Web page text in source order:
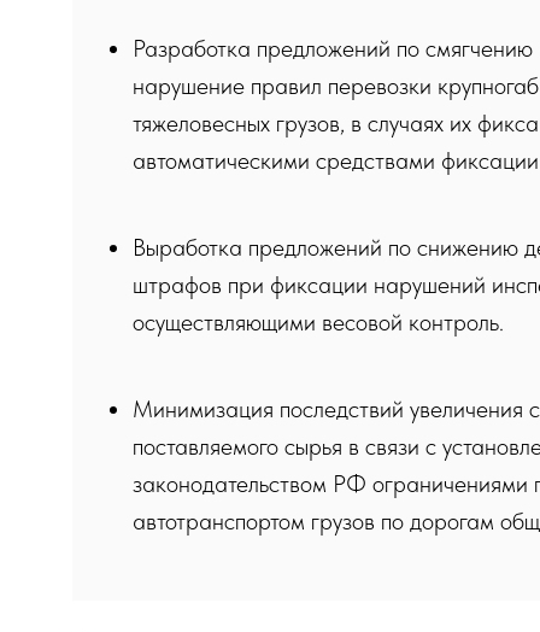
Разработка предложений по
нарушение правил перевозки
тяжеловесных грузов, в случаях их
автоматическими средствами
Выработка предложений по снижению
штрафов при фиксации нарушений
осуществляющими весовой контроль.
Минимизация последствий увеличения
поставляемого сырья в связи с
законодательством РФ ограничениями
автотранспортом грузов по дорогам